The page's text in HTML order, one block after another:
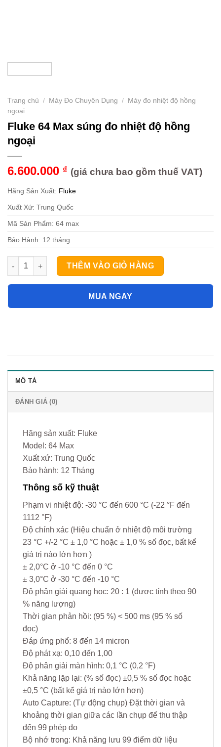
Trang chủ / Máy Đo Chuyên Dụng / Máy đo nhiệt độ hồng
ngoại
Fluke 64 Max súng đo nhiệt độ hồng
ngoại
6.600.000 ₫ (giá chưa bao gồm thuế VAT)
Hãng Sản Xuất: Fluke
Xuất Xứ: Trung Quốc
Mã Sản Phẩm: 64 max
Bảo Hành: 12 tháng
Fluke 64 Max súng đo nhiệt độ hồng ngoại số lượng
THÊM VÀO GIỎ HÀNG
MUA NGAY
MÔ TẢ
ĐÁNH GIÁ (0)
Hãng sản xuất: Fluke
Model: 64 Max
Xuất xứ: Trung Quốc
Bảo hành: 12 Tháng
Thông số kỹ thuật
Phạm vi nhiệt độ: -30 °C đến 600 °C (-22 °F đến
1112 °F)
Độ chính xác (Hiệu chuẩn ở nhiệt độ môi trường
23 °C +/-2 °C ± 1,0 °C hoặc ± 1,0 % số đọc, bất kể
giá trị nào lớn hơn )
± 2,0°C ở -10 °C đến 0 °C
± 3,0°C ở -30 °C đến -10 °C
Độ phân giải quang học: 20 : 1 (được tính theo 90
% năng lượng)
Thời gian phản hồi: (95 %) < 500 ms (95 % số
đọc)
Đáp ứng phổ: 8 đến 14 micron
Độ phát xạ: 0,10 đến 1,00
Độ phân giải màn hình: 0,1 °C (0,2 °F)
Khả năng lặp lại: (% số đọc) ±0,5 % số đọc hoặc
±0,5 °C (bất kể giá trị nào lớn hơn)
Auto Capture: (Tự động chụp) Đặt thời gian và
khoảng thời gian giữa các lần chụp để thu thập
đến 99 phép đo
Bộ nhớ trong: Khả năng lưu 99 điểm dữ liệu